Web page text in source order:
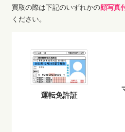
買取の際は下記のいずれかの顔写真
ください。
運転免許証